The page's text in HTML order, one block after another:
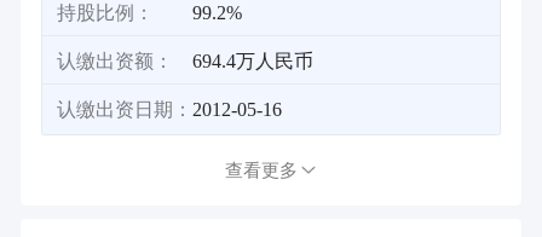
持股比例： 99.2%
认缴出资额： 694.4万人民币
认缴出资日期： 2012-05-16
查看更多